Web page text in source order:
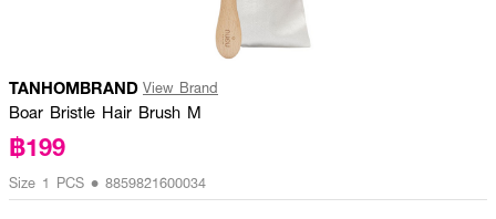
TANHOMBRAND View Brand
Boar Bristle Hair Brush M
฿199
Size 1 PCS • 8859821600034